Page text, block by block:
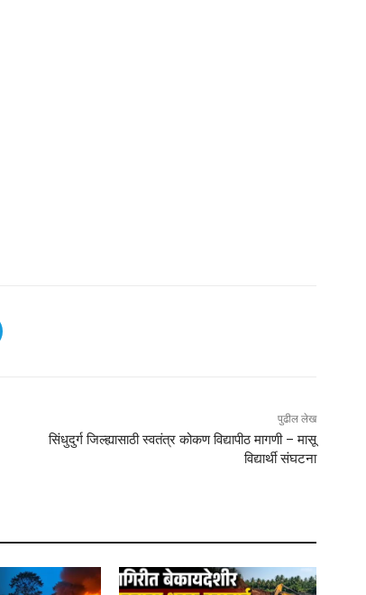
पुढील लेख
सिंधुदुर्ग जिल्ह्यासाठी स्वतंत्र कोकण विद्यापीठ मागणी – मासू
विद्यार्थी संघटना